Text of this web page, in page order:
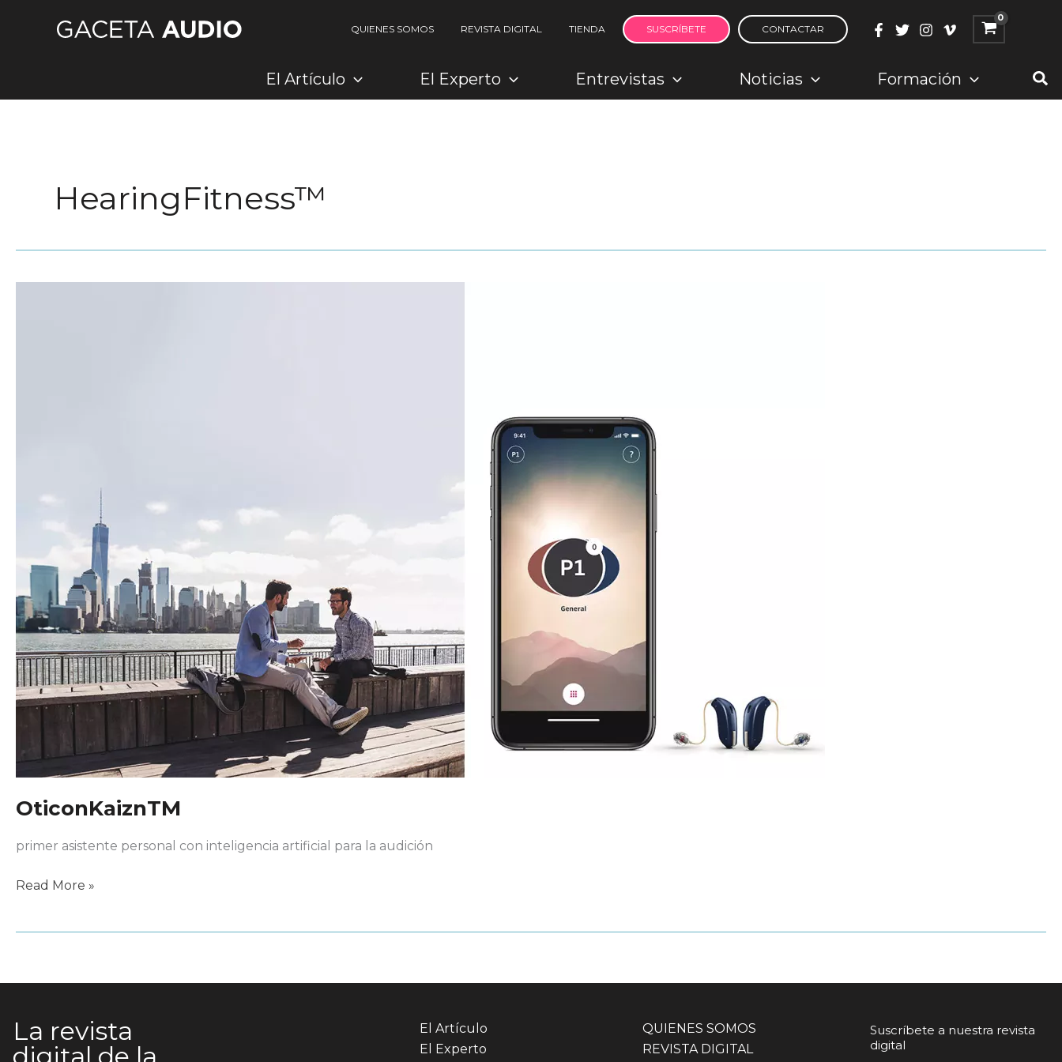
QUIENES SOMOS REVISTA DIGITAL TIENDA SUSCRÍBETE CONTACTAR
El Artículo El Experto Entrevistas Noticias Formación
HearingFitness™
OticonKaiznTM
primer asistente personal con inteligencia artificial para la audición
OticonKaiznTM
Read More »
La revista
El Artículo
El Experto
QUIENES SOMOS
REVISTA DIGITAL
Suscríbete a nuestra revista
digital